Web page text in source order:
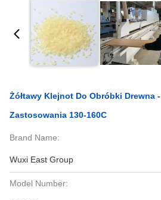
Żółtawy Klejnot Do Obróbki Drewna
Zastosowania 130-160C
Brand Name:
Wuxi East Group
Model Number: